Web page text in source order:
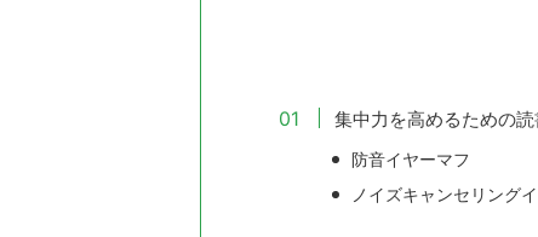
集中力を高めるための
防音イヤーマフ
ノイズキャンセリング